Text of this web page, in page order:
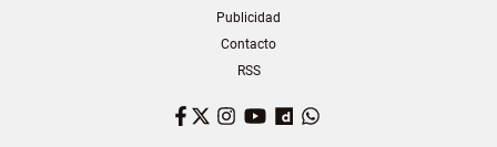
Publicidad
Contacto
RSS
Facebook
TwitterInstagram
YouTubeDailymotion